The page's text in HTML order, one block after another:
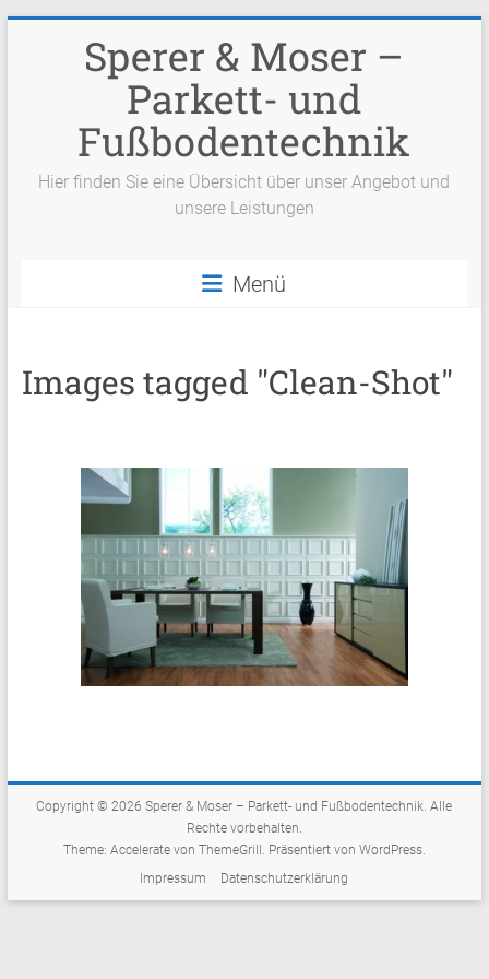
Sperer & Moser –
Parkett- und
Fußbodentechnik
Hier finden Sie eine Übersicht über unser Angebot und
unsere Leistungen
Menü
Images tagged "Clean-Shot"
Copyright © 2026Sperer & Moser – Parkett- und Fußbodentechnik. Alle
Rechte vorbehalten.
Theme: Acceleratevon ThemeGrill. Präsentiert von WordPress.
Impressum
Datenschutzerklärung